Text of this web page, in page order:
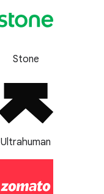
Stone
Ultrahuman